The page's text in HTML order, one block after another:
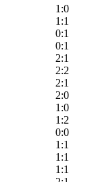
1:0
1:1
0:1
0:1
2:1
2:2
2:1
2:0
1:0
1:2
0:0
1:1
1:1
1:1